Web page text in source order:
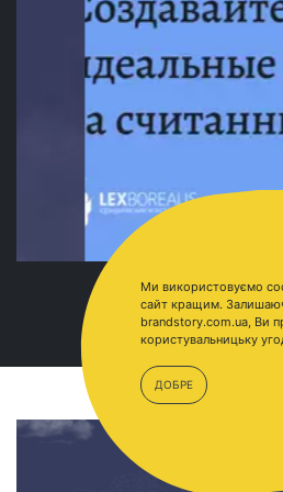
BRANDSTORY
ПЕРЕЙТИ
Ми використовуємо
сайт кращим.
brandstory.com.ua, Ви
користувальницьку
ДОБРЕ